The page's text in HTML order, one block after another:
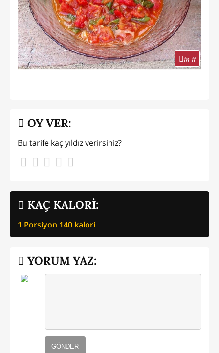
in it
KAÇ KALORİ:
1 Porsiyon 140 kalori
OY VER:
Bu tarife kaç yıldız verirsiniz?
YORUM YAZ:
GÖNDER